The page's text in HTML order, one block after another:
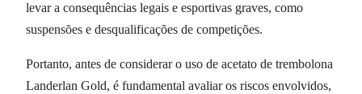
levar a consequências legais e esportivas graves, como
suspensões e desqualificações de competições.
Portanto, antes de considerar o uso de acetato de trembolona
Landerlan Gold, é fundamental avaliar os riscos envolvidos,